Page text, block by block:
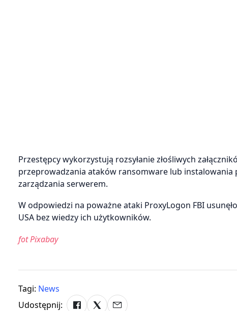
Przestępcy wykorzystują rozsyłanie złośliwych
przeprowadzania ataków ransomware lub instalowania
zarządzania serwerem.
W odpowiedzi na poważne ataki ProxyLogon FBI
USA bez wiedzy ich użytkowników.
fot Pixabay
Tagi: News
Udostępnij: